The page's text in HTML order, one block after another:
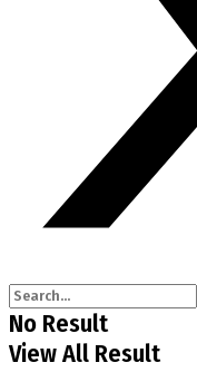
No Result
View All Result